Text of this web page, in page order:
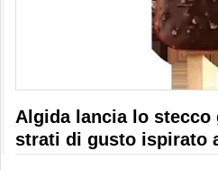
Algida lancia lo stecco
strati di gusto ispirato